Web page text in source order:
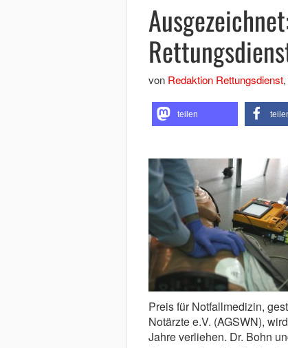
von Redaktion Rettungsdienst,
teilen
Preis für Notfallmedizin,
Notärzte e.V. (AGSWN),
Jahre verliehen. Dr. Bohn